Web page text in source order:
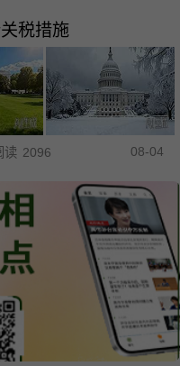
税措施
读 2096 08-04